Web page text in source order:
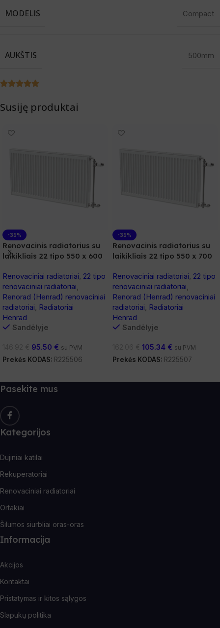
MODELIS Compact
AUKŠTIS 500mm
Susiję produktai
-35%
Renovacinis radiatorius su
laikikliais 22 tipo 550 x 600
Renovaciniai radiatoriai, 22 tipo
renovaciniai radiatoriai,
Renorad (Henrad) renovaciniai
radiatoriai, Radiatoriai
Henrad
Sandėlyje
95.50 € su PVM
Prekės KODAS: R225506
-35%
Renovacinis radiatorius su
laikikliais 22 tipo 550 x 700
Renovaciniai radiatoriai, 22 tipo
renovaciniai radiatoriai,
Renorad (Henrad) renovaciniai
radiatoriai, Radiatoriai
Henrad
Sandėlyje
105.34 € su PVM
Prekės KODAS: R225507
Pasekite mus
Kategorijos
Dujiniai katilai
Rekuperatoriai
Renovaciniai radiatoriai
Ortakiai
Šilumos siurbliai oras-oras
Informacija
Akcijos
Kontaktai
Pristatymas ir kitos sąlygos
Slapukų politika